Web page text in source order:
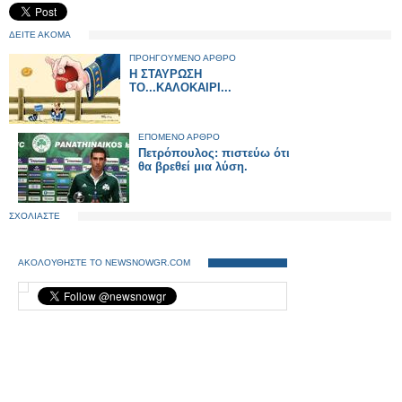
ΔΕΙΤΕ ΑΚΟΜΑ
ΠΡΟΗΓΟΥΜΕΝΟ ΑΡΘΡΟ
Η ΣΤΑΥΡΩΣΗ
ΤΟ...ΚΑΛΟΚΑΙΡΙ...
ΕΠΟΜΕΝΟ ΑΡΘΡΟ
Πετρόπουλος: πιστεύω ότι
θα βρεθεί μια λύση.
ΣΧΟΛΙΑΣΤΕ
ΑΚΟΛΟΥΘΗΣΤΕ ΤΟ NEWSNOWGR.COM